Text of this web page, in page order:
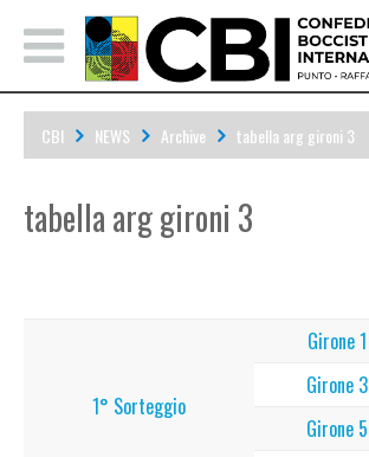
CBI NEWS Archive tabella arg gironi 3
tabella arg gironi 3
1° Sorteggio
Girone 1
Girone 3
Girone 5